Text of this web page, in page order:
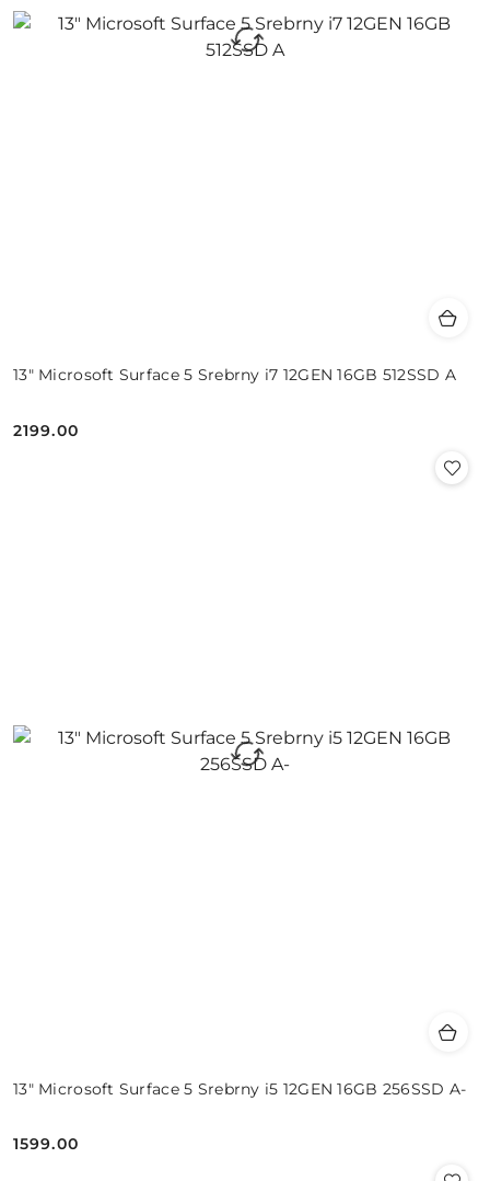
13" Microsoft Surface 5 Srebrny i7 12GEN 16GB 512SSD A
Cena:
2199.00
13" Microsoft Surface 5 Srebrny i5 12GEN 16GB 256SSD A-
Cena:
1599.00